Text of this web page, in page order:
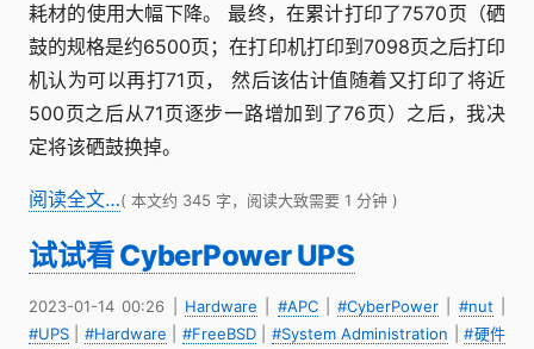
耗材的使用大幅下降。 最终，在累计打印了7570页（硒
鼓的规格是约6500页；在打印机打印到7098页之后打印
机认为可以再打71页， 然后该估计值随着又打印了将近
500页之后从71页逐步一路增加到了76页）之后，我决
定将该硒鼓换掉。
阅读全文…( 本文约 345 字，阅读大致需要 1 分钟 )
试试看 CyberPower UPS
2023-01-14 00:26 Hardware #APC|#CyberPower #nut
#UPS
#Hardware #FreeBSD| #System Administration |#硬件